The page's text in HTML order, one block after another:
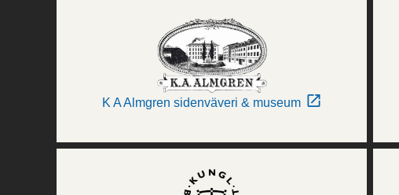
K A Almgren sidenväveri & museum